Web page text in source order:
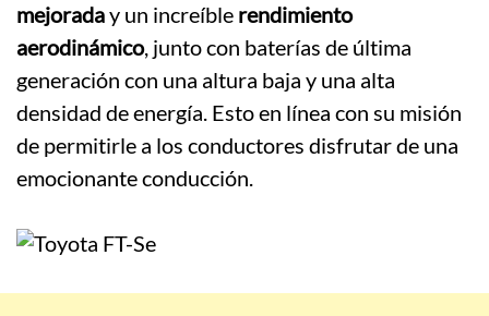
mejoraday un increíble rendimiento
aerodinámico, junto con baterías de última
generación con una altura baja y una alta
densidad de energía. Esto en línea con su misión
de permitirle a los conductores disfrutar de una
emocionante conducción.